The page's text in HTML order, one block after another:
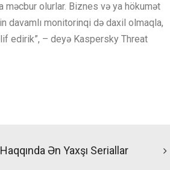
məcbur olurlar. Biznes və ya hökumət
davamlı monitorinqi də daxil olmaqla,
edirik”, – deyə Kaspersky Threat
Ən Yaxşı Seriallar